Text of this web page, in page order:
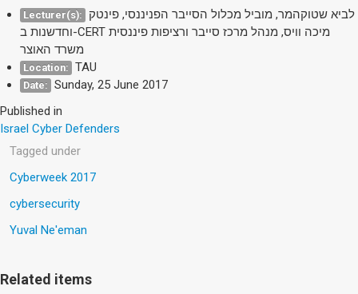
Lecturer(s):
לביא שטוקהמר, מוביל מכלול הסייבר הפניננסי, פינטק
וחדשנות ב-CERT מיכה וויס, מנהל מרכז סייבר ורציפות פיננסית
משרד האוצר
Location: TAU
Date: Sunday, 25 June 2017
Published in
Israel Cyber Defenders
Tagged under
Cyberweek 2017
cybersecurity
Yuval Ne'eman
Related items